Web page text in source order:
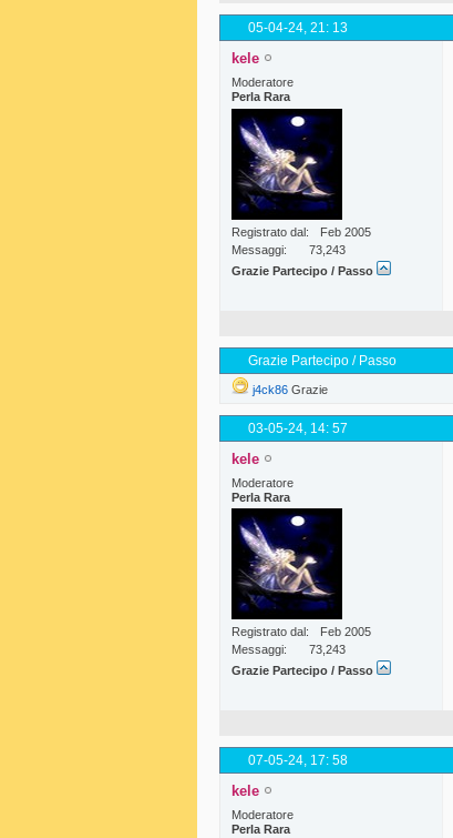
05-04-24, 21: 13
kele
Moderatore
Perla Rara
Registrato dal
Feb 2005
Messaggi
73,243
Grazie Partecipo / Passo
Grazie Partecipo / Passo
j4ck86 Grazie
03-05-24, 14: 57
kele
Moderatore
Perla Rara
Registrato dal
Feb 2005
Messaggi
73,243
Grazie Partecipo / Passo
07-05-24, 17: 58
kele
Moderatore
Perla Rara